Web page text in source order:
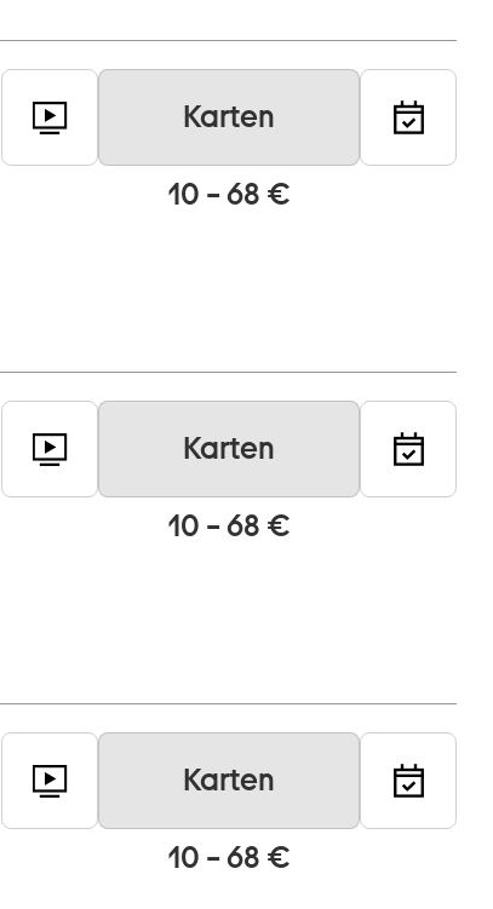
Karten
10 – 68 €
Karten
10 – 68 €
Karten
10 – 68 €